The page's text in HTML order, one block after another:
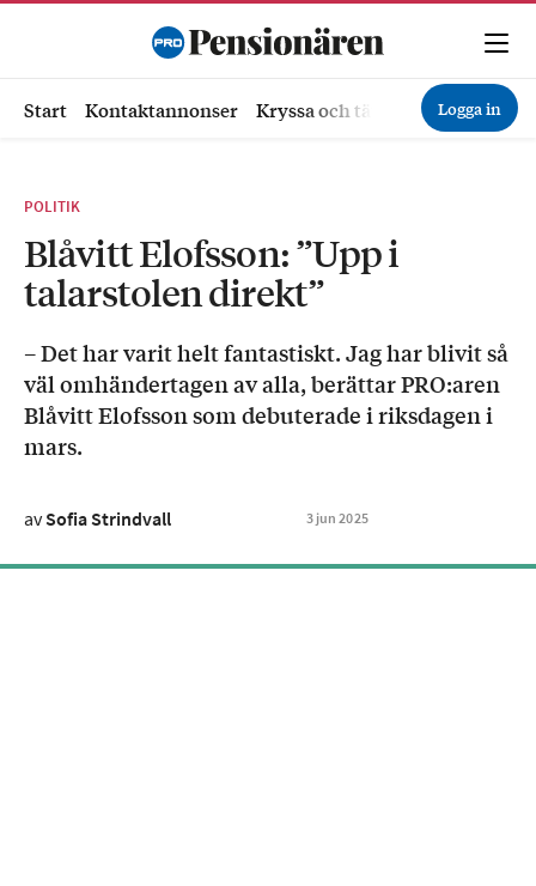
Start Kontaktannonser Kryssa och tävla Ekonomi
Logga in
POLITIK
Blåvitt Elofsson: ”Upp i
talarstolen direkt”
– Det har varit helt fantastiskt. Jag har blivit så
väl omhändertagen av alla, berättar PRO:aren
Blåvitt Elofsson som debuterade i riksdagen i
mars.
avSofia Strindvall 3 jun 2025